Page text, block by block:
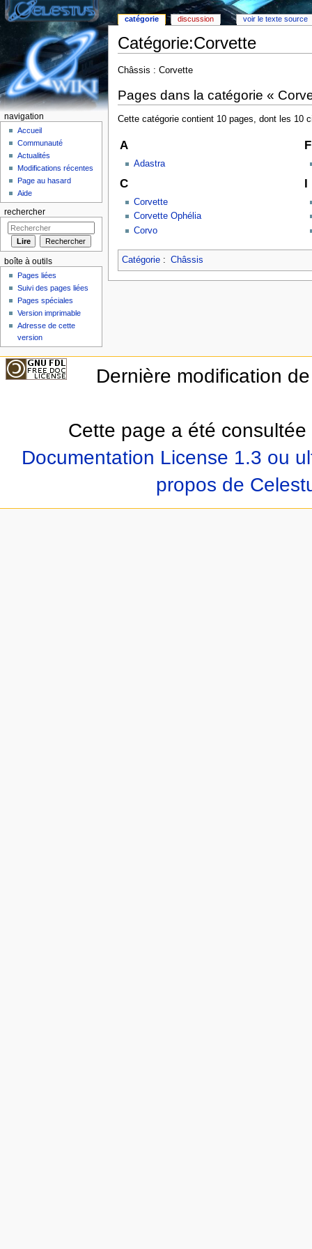
Catégorie:Corvette
Châssis : Corvette
Pages dans la catégorie «
Cette catégorie contient 10 pages, dont les 10
A
Adastra
C
Corvette
Corvette Ophélia
Corvo
F
I
Catégorie: Châssis
catégorie discussion voir le texte source
navigation
Accueil
Communauté
Actualités
Modifications récentes
Page au hasard
Aide
rechercher
boîte à outils
Pages liées
Suivi des pages liées
Pages spéciales
Version imprimable
Adresse de cette
version
Dernière modification
Cette page a été
Documentation License 1.3 ou
propos de